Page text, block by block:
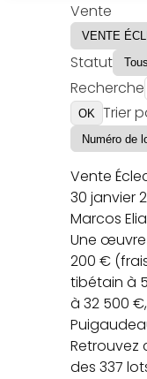
Vente
Statut
Recherche
OK Trier
Vente
30 janvier
Marcos
Une œuvre
200 €
tibétain à
à 32 500
Retrouvez
des 337